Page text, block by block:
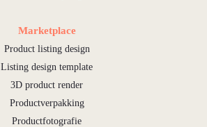
Marketplace
Product listing design
Listing design template
3D product render
Productverpakking
Productfotografie